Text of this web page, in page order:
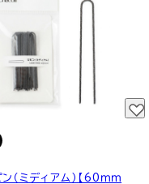
ン（ミディアム）【60ｍｍ